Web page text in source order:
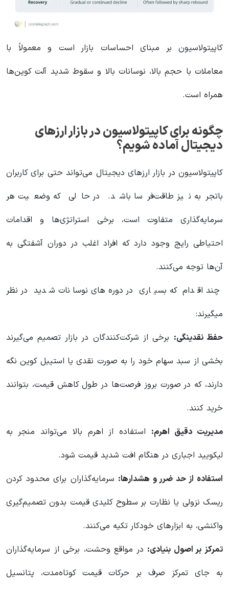
کاپیتولاسیون بر مبنای احساسات بازار است و معمولاً با
معاملات با حجم بالا، نوسانات بالا و سقوط شدید آلت کوین‌ها
همراه است.
چگونه برای کاپیتولاسیون در بازار ارزهای
دیجیتال آماده شویم؟
کاپیتولاسیون در بازار ارزهای دیجیتال می‌تواند حتی برای کاربران
باتجربه نیز طاقت‌فرسا باشد. در حالی که وضعیت هر
سرمایه‌گذاری متفاوت است، برخی استراتژی‌ها و اقدامات
احتیاطی رایج وجود دارد که افراد اغلب در دوران آشفتگی به
آن‌ها توجه می‌کنند.
چند اقدام که بسیاری در دوره‌های نوسانات شدید در نظر
میگیرند:
حفظ نقدینگی: برخی از شرکت‌کنندگان در بازار تصمیم می‌گیرند
بخشی از سبد سهام خود را به صورت نقدی یا استیبل کوین نگه
دارند، که در صورت بروز فرصت‌ها در طول کاهش قیمت، بتوانند
خرید کنند.
مدیریت دقیق اهرم: استفاده از اهرم بالا می‌تواند منجر به
لیکویید اجباری در هنگام افت شدید قیمت شود.
استفاده از حد ضرر و هشدارها: سرمایه‌گذاران برای محدود کردن
ریسک نزولی یا نظارت بر سطوح کلیدی قیمت بدون تصمیم‌گیری
واکنشی، به ابزارهای خودکار تکیه می‌کنند.
تمرکز بر اصول بنیادی: در مواقع وحشت، برخی از سرمایه‌گذاران
به جای تمرکز صرف بر حرکات قیمت کوتاه‌مدت، پتانسیل